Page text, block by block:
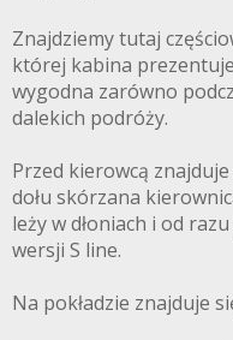
Znajdziemy tutaj
której kabina
wygodna zarówno
dalekich podróży.
Przed kierowcą
dołu skórzana
leży w dłoniach i od
wersji S line.
Na pokładzie znajduje